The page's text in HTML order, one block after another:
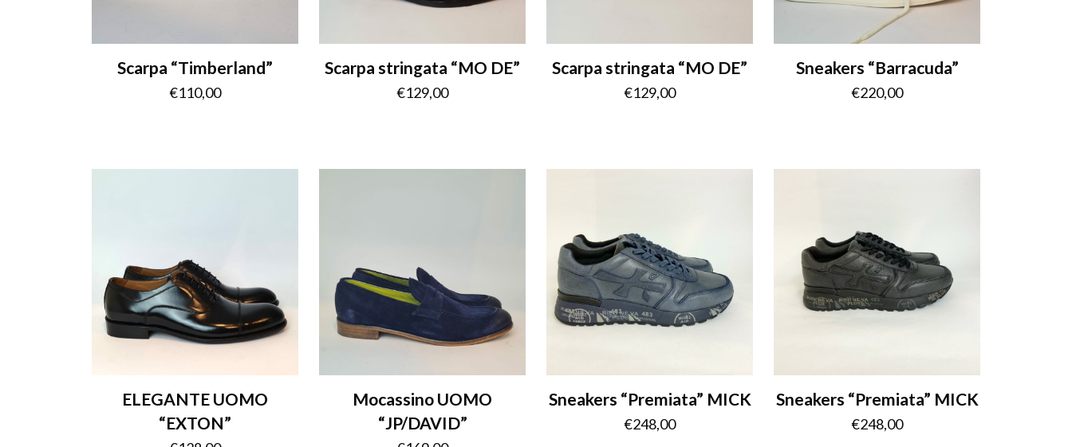
Scarpa “Timberland”
€110,00
Scarpa stringata “MO DE”
€129,00
Scarpa stringata “MO DE”
€129,00
Sneakers “Barracuda”
€220,00
ELEGANTE UOMO
“EXTON”
Mocassino UOMO
“JP/DAVID”
Sneakers “Premiata” MICK
€248,00
Sneakers “Premiata” MICK
€248,00